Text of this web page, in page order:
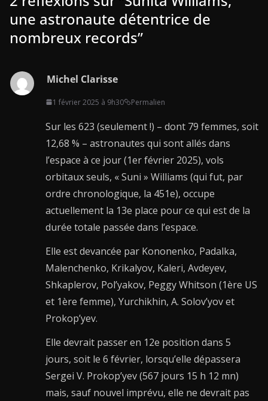
une astronaute détentrice de
nombreux records”
Michel Clarisse
1 février 2025 à 9h30 Permalien
Sur les 623 (seulement !) – dont 79 femmes, soit
12,68 % – astronautes qui sont allés dans
l’espace à ce jour (1er février 2025), vols
orbitaux seuls, « Suni » Williams (qui fut, par
ordre chronologique, la 451e), occupe
actuellement la 13e place pour ce qui est de la
durée totale passée dans l’espace.
Elle est devancée par Kononenko, Padalka,
Malenchenko, Krikalyov, Kaleri, Avdeyev,
Shkaplerov, Pol’yakov, Peggy Whitson (1ère US
et 1ère femme), Yurchikhin, A. Solov’yov et
Prokop’yev.
Elle devrait passer en 12e position dans 5
jours, soit le 6 février, lorsqu’elle dépassera
Sergei V. Prokop’yev (567 jours 15 h 12 mn)
mais, sauf nouvel imprévu, elle ne devrait pas